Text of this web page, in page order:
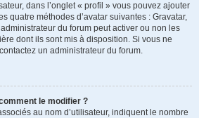
dans l’onglet « profil » vous pouvez ajouter
quatre méthodes d’avatar suivantes : Gravatar,
du forum peut activer ou non les
dont ils sont mis à disposition. Si vous ne
un administrateur du forum.
le modifier ?
au nom d’utilisateur, indiquent le nombre